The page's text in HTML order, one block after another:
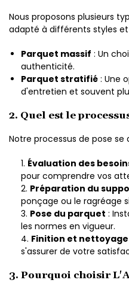
Nous proposons plusieurs
adapté à différents styles et
Parquet massif : Un
authenticité.
Parquet stratifié : Une
d'entretien et souvent
2. Quel est le
Notre processus de pose se
Évaluation des
pour comprendre vos
Préparation du
ponçage ou le ragréage
Pose du parquet :
les normes en vigueur.
Finition et nettoyage
s'assurer de votre
3. Pourquoi choisir